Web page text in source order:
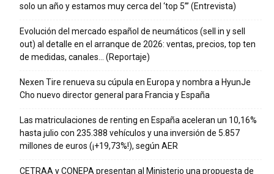
solo un año y estamos muy cerca del ‘top 5’” (Entrevista)
Evolución del mercado español de neumáticos (sell in y sell
out) al detalle en el arranque de 2026: ventas, precios, top ten
de medidas, canales… (Reportaje)
Nexen Tire renueva su cúpula en Europa y nombra a HyunJe
Cho nuevo director general para Francia y España
Las matriculaciones de renting en España aceleran un 10,16%
hasta julio con 235.388 vehículos y una inversión de 5.857
millones de euros (¡+19,73%!), según AER
CETRAA y CONEPA presentan al Ministerio una propuesta de